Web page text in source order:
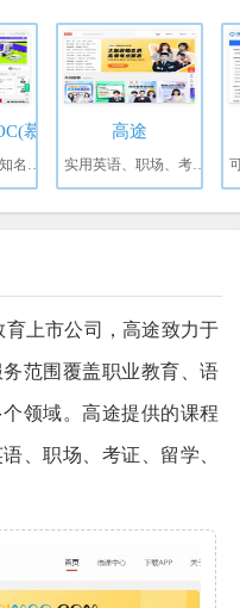
慕课) 高途
上市公司，高途致力于
范围覆盖职业教育、语
领域。高途提供的课程
、职场、考证、留学、